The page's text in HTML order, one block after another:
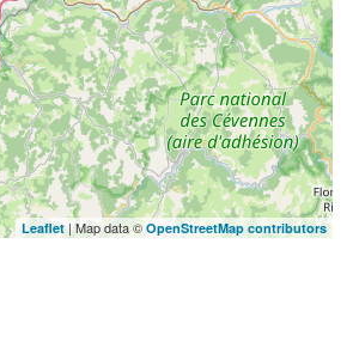
Leaflet| Map data © OpenStreetMap contributors